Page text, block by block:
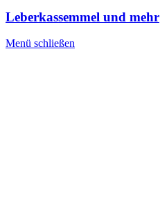
Leberkassemmel und mehr
Menü schließen